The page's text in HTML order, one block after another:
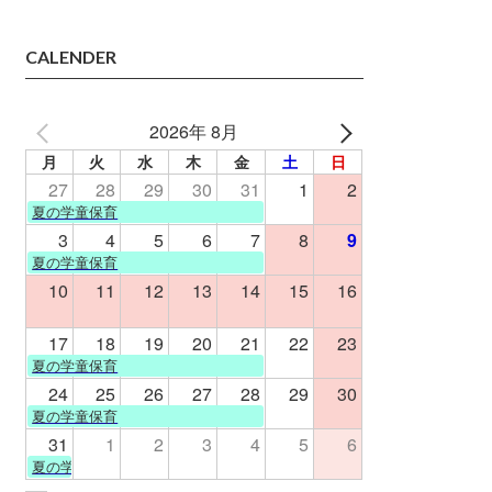
CALENDER
2026年 8月
月 火 水 木 金 土 日
27 28 29 30 31 1 2
夏の学童保育
3 4 5 6 7 8 9
夏の学童保育
10 11 12 13 14 15 16
17 18 19 20 21 22 23
夏の学童保育
24 25 26 27 28 29 30
夏の学童保育
31 1 2 3 4 5 6
夏の学童保育